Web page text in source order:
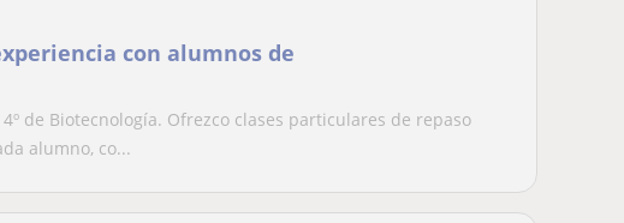
con alumnos de
de Biotecnología. Ofrezco clases particulares de repaso
alumno, co...